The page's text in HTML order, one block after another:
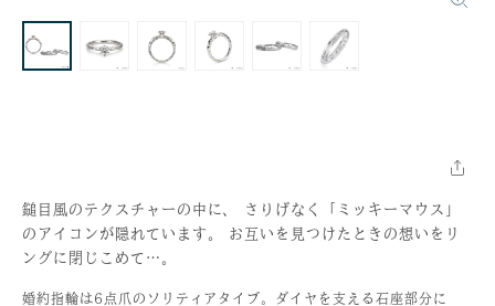
鎚目風のテクスチャーの中に、 さりげなく「ミッキーマウス」
のアイコンが隠れています。 お互いを見つけたときの想いをリ
ングに閉じこめて…。
婚約指輪は6点爪のソリティアタイプ。ダイヤを支える石座部分に